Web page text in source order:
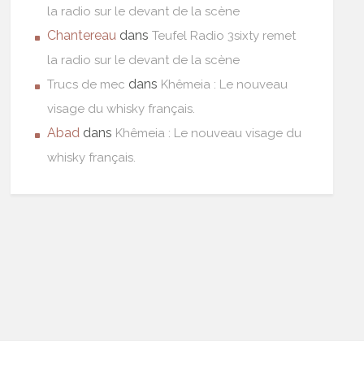
la radio sur le devant de la scène
Chantereau dansTeufel Radio 3sixty remet
la radio sur le devant de la scène
Trucs de mec dans Khêmeia : Le nouveau
visage du whisky français.
Abad dans Khêmeia : Le nouveau visage du
whisky français.